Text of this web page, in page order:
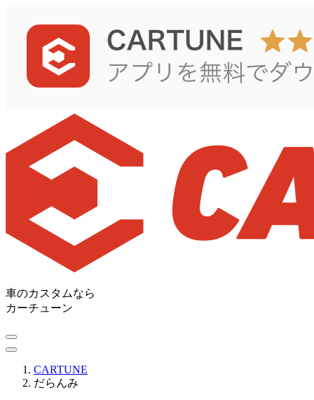
車のカスタムなら
カーチューン
CARTUNE
だらんみ